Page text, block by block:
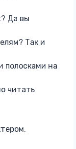
Да вы
Так и
полосками на
читать